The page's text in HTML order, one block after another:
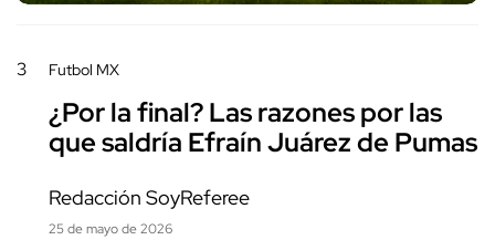
3 Futbol MX
¿Por la final? Las razones por las
que saldría Efraín Juárez de Pumas
Redacción SoyReferee
25 de mayo de 2026